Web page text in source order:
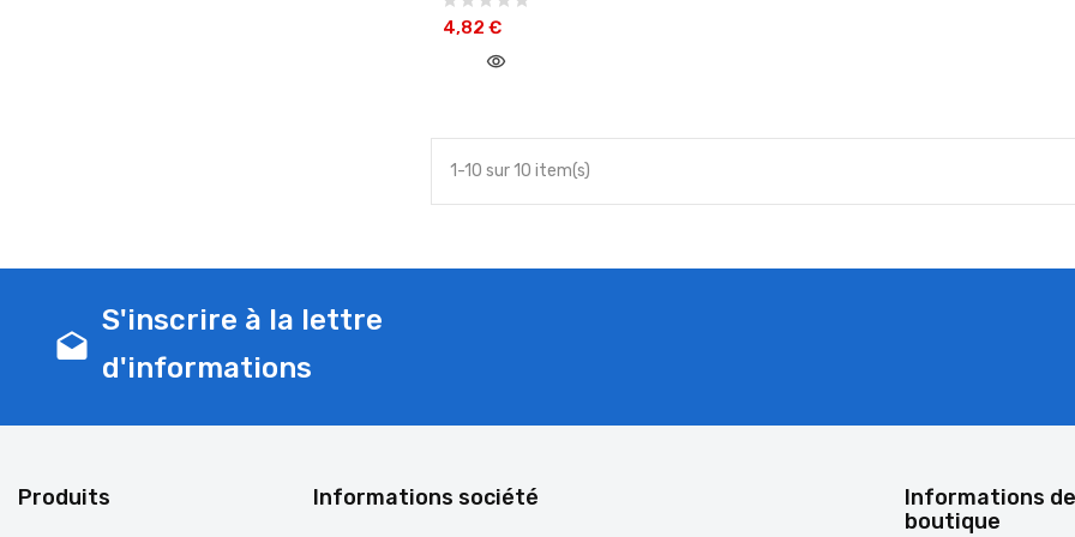
4,82 €
visibility
1-10 sur 10 item(s)
drafts
S'inscrire à la lettre
d'informations
Produits Informations société
Informations
boutique